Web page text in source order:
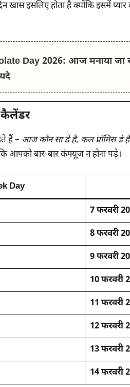
खास इसलिए होता है क्योंकि इसमें
Day 2026: आज मनाया जा
कैलेंडर
हैं – आज कौन सा डे है, कल प्रॉमिस डे
आपको बार-बार कंफ्यूज न होना पड़े।
Day
7 फरवरी
8 फरवरी
9 फरवरी
10 फरवरी
11 फरवरी
12 फरवरी
13 फरवरी
14 फरवरी